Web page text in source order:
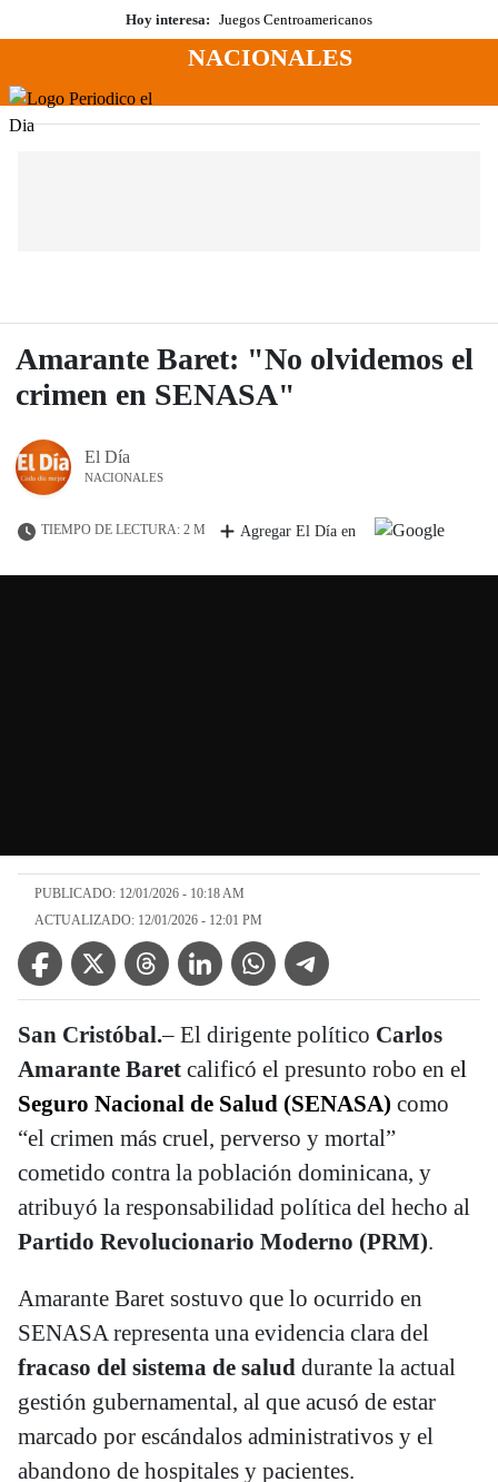
al
Hoy interesa: Juegos Centroamericanos
Menú
NACIONALES
Amarante Baret: "No olvidemos el
crimen en SENASA"
El Día
NACIONALES
TIEMPO DE LECTURA: 2 M Agregar El Día en
PUBLICADO: 12/01/2026 - 10:18 AM
ACTUALIZADO: 12/01/2026 - 12:01 PM
Facebook IconTwitter IconThreads IconLinkedin IconWhatsApp IconTelegram Icon
San Cristóbal.– El dirigente político Carlos
Amarante Baret calificó el presunto robo en el
Seguro Nacional de Salud (SENASA) como
“el crimen más cruel, perverso y mortal”
cometido contra la población dominicana, y
atribuyó la responsabilidad política del hecho al
Partido Revolucionario Moderno (PRM).
Amarante Baret sostuvo que lo ocurrido en
SENASA representa una evidencia clara del
fracaso del sistema de salud durante la actual
gestión gubernamental, al que acusó de estar
marcado por escándalos administrativos y el
abandono de hospitales y pacientes.